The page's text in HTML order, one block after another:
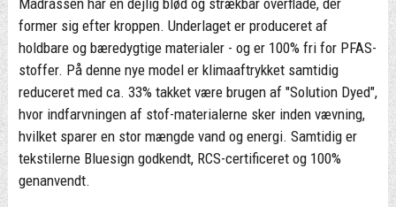
former sig efter kroppen. Underlaget er produceret af
holdbare og bæredygtige materialer - og er 100% fri for PFAS-
stoffer. På denne nye model er klimaaftrykket samtidig
reduceret med ca. 33% takket være brugen af "Solution Dyed",
hvor indfarvningen af stof-materialerne sker inden vævning,
hvilket sparer en stor mængde vand og energi. Samtidig er
tekstilerne Bluesign godkendt, RCS-certificeret og 100%
genanvendt.